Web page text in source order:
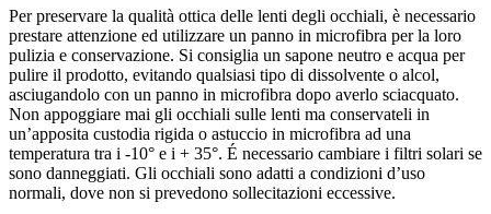
Per preservare la qualità ottica delle lenti degli occhiali, è necessario
prestare attenzione ed utilizzare un panno in microfibra per la loro
pulizia e conservazione. Si consiglia un sapone neutro e acqua per
pulire il prodotto, evitando qualsiasi tipo di dissolvente o alcol,
asciugandolo con un panno in microfibra dopo averlo sciacquato.
Non appoggiare mai gli occhiali sulle lenti ma conservateli in
un’apposita custodia rigida o astuccio in microfibra ad una
temperatura tra i -10° e i + 35°. É necessario cambiare i filtri solari se
sono danneggiati. Gli occhiali sono adatti a condizioni d’uso
normali, dove non si prevedono sollecitazioni eccessive.